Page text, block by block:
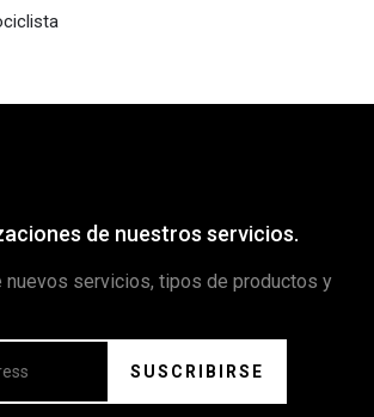
de nuestros servicios.
nuevos servicios, tipos de productos y
SUSCRIBIRSE